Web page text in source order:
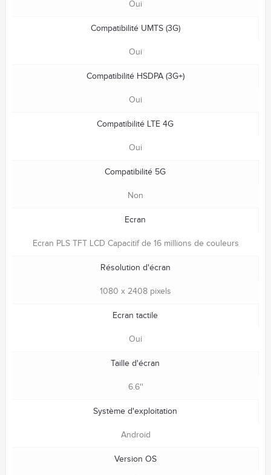
Oui
Compatibilité UMTS (3G)
Oui
Compatibilité HSDPA (3G+)
Oui
Compatibilité LTE 4G
Oui
Compatibilité 5G
Non
Ecran
Ecran PLS TFT LCD Capacitif de 16 millions de couleurs
Résolution d'écran
1080 x 2408 pixels
Ecran tactile
Oui
Taille d'écran
6.6''
Système d'exploitation
Android
Version OS